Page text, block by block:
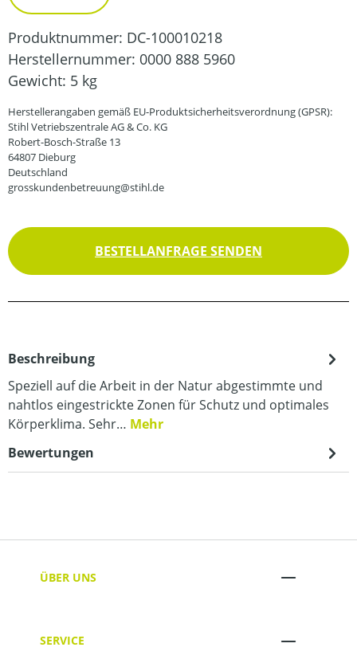
Produktnummer: DC-100010218
Herstellernummer: 0000 888 5960
Gewicht: 5 kg
Herstellerangaben gemäß EU-Produktsicherheitsverordnung (GPSR):
Stihl Vetriebszentrale AG & Co. KG
Robert-Bosch-Straße 13
64807 Dieburg
Deutschland
grosskundenbetreuung@stihl.de
BESTELLANFRAGE SENDEN
Beschreibung
Speziell auf die Arbeit in der Natur abgestimmte und
nahtlos eingestrickte Zonen für Schutz und optimales
Körperklima. Sehr… Mehr
Bewertungen
ÜBER UNS
SERVICE